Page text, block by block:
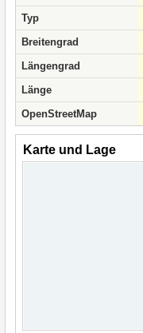
Typ
Breitengrad
Längengrad
Länge
OpenStreetMap
Karte und Lage